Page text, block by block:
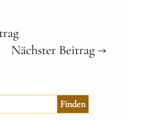
Nächster Beitrag→